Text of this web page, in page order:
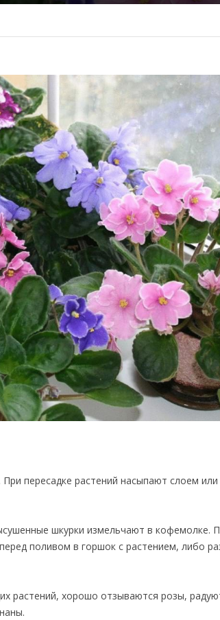
пересадке растений насыпают слоем
шкурки измельчают в кофемолке.
поливом в горшок с растением, либо
растений, хорошо отзываются розы,